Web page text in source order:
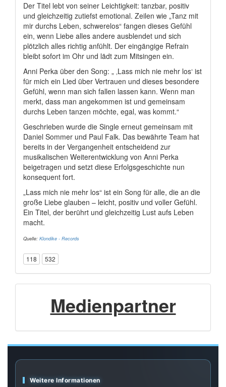
Der Titel lebt von seiner Leichtigkeit: tanzbar, positiv
und gleichzeitig zutiefst emotional. Zeilen wie „Tanz mit
mir durchs Leben, schwerelos“ fangen dieses Gefühl
ein, wenn Liebe alles andere ausblendet und sich
plötzlich alles richtig anfühlt. Der eingängige Refrain
bleibt sofort im Ohr und lädt zum Mitsingen ein.
Anni Perka über den Song: „ ‚Lass mich nie mehr los‘ ist
für mich ein Lied über Vertrauen und dieses besondere
Gefühl, wenn man sich fallen lassen kann. Wenn man
merkt, dass man angekommen ist und gemeinsam
durchs Leben tanzen möchte, egal, was kommt.“
Geschrieben wurde die Single erneut gemeinsam mit
Daniel Sommer und Paul Falk. Das bewährte Team hat
bereits in der Vergangenheit entscheidend zur
musikalischen Weiterentwicklung von Anni Perka
beigetragen und setzt diese Erfolgsgeschichte nun
konsequent fort.
„Lass mich nie mehr los“ ist ein Song für alle, die an die
große Liebe glauben – leicht, positiv und voller Gefühl.
Ein Titel, der berührt und gleichzeitig Lust aufs Leben
macht.
Quelle: Klondike - Records
118 532
Medienpartner
Weitere Informationen